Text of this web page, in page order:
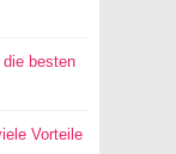
besten
Vorteile